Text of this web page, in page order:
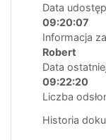
Data
09:20:07
Informacja
Robert
Data
09:22:20
Liczba
Historia